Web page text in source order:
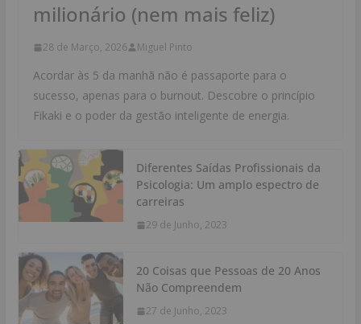
milionário (nem mais feliz)
28 de Março, 2026 Miguel Pinto
Acordar às 5 da manhã não é passaporte para o
sucesso, apenas para o burnout. Descobre o princípio
Fikaki e o poder da gestão inteligente de energia.
Diferentes Saídas Profissionais da
Psicologia: Um amplo espectro de
carreiras
29 de Junho, 2023
20 Coisas que Pessoas de 20 Anos
Não Compreendem
27 de Junho, 2023